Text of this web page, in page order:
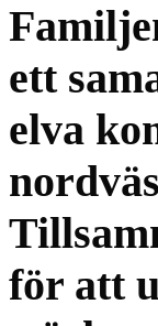
ett
elva
för att